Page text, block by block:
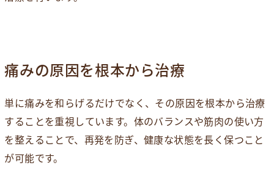
痛みの原因を根本から治療
単に痛みを和らげるだけでなく、その原因を根本から治療
することを重視しています。体のバランスや筋肉の使い方
を整えることで、再発を防ぎ、健康な状態を長く保つこと
が可能です。